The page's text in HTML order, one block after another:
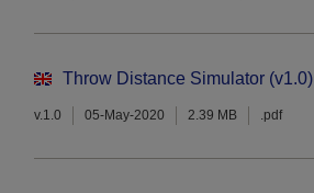
Throw Distance Simulator (v1.0)
v.1.0 05-May-2020 2.39 MB .pdf